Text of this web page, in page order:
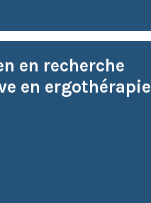
en recherche
en ergothérapie